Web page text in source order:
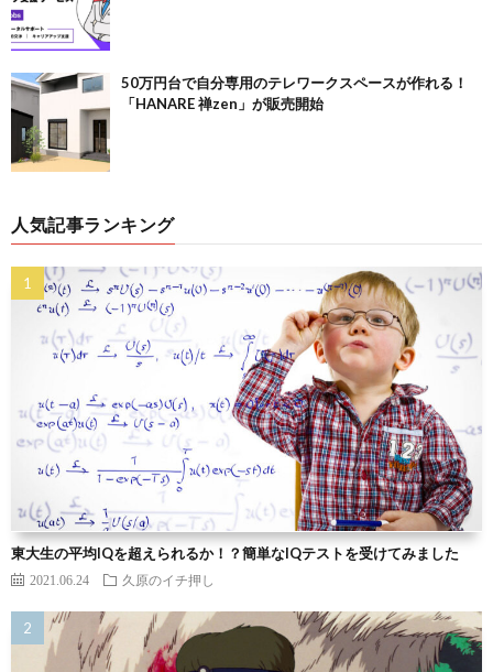
50万円台で自分専用のテレワークスペースが作れる！
「HANARE 禅zen」が販売開始
人気記事ランキング
東大生の平均IQを超えられるか！？簡単なIQテストを受けてみました
2021.06.24 久原のイチ押し